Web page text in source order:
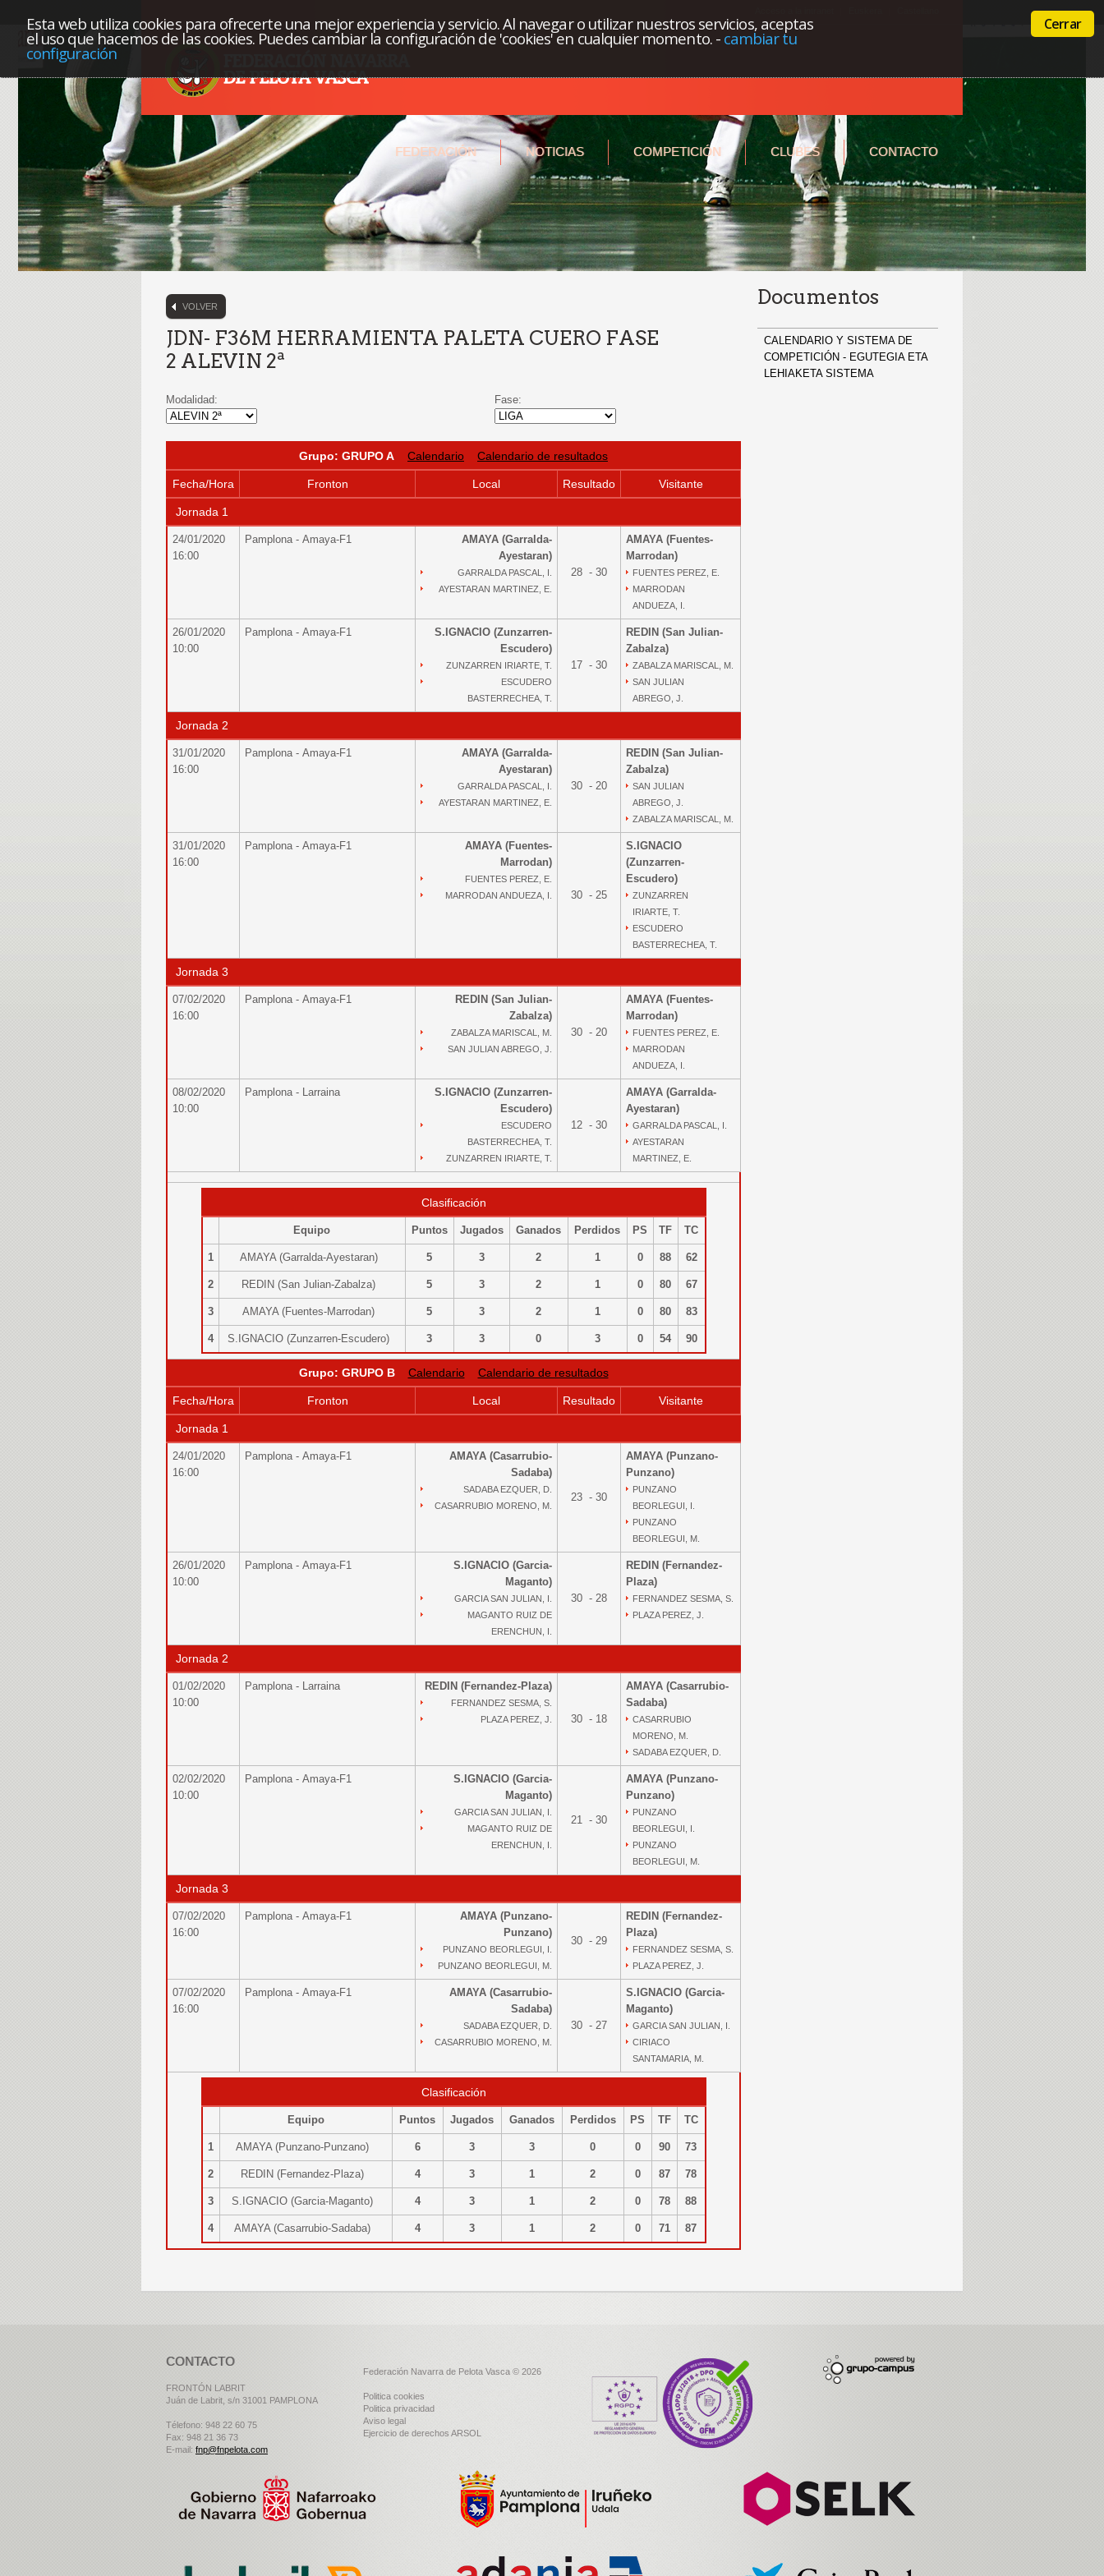
Esta web utiliza cookies para ofrecerte una mejor experiencia y servicio. Al navegar o utilizar nuestros servicios, aceptas
el uso que hacemos de las cookies. Puedes cambiar la configuración de 'cookies' en cualquier momento.- cambiar tu
configuración
Cerrar
FEDERACIÓN NOTICIAS COMPETICIÓN CLUBES CONTACTO
VOLVER
JDN- F36M HERRAMIENTA PALETA CUERO FASE
2 ALEVIN 2ª
Modalidad: Fase:
Grupo: GRUPO A Calendario Calendario de resultados
Fecha/Hora Fronton Local Resultado Visitante
Jornada 1
24/01/2020
16:00
Pamplona - Amaya-F1
AMAYA (Garralda-
Ayestaran)
GARRALDA PASCAL, I.
AYESTARAN MARTINEZ, E.
28 - 30
AMAYA (Fuentes-
Marrodan)
FUENTES PEREZ, E.
MARRODAN
ANDUEZA, I.
26/01/2020
10:00
Pamplona - Amaya-F1
S.IGNACIO (Zunzarren-
Escudero)
ZUNZARREN IRIARTE, T.
ESCUDERO
BASTERRECHEA, T.
17 - 30
REDIN (San Julian-
Zabalza)
ZABALZA MARISCAL, M.
SAN JULIAN
ABREGO, J.
Jornada 2
31/01/2020
16:00
Pamplona - Amaya-F1
AMAYA (Garralda-
Ayestaran)
GARRALDA PASCAL, I.
AYESTARAN MARTINEZ, E.
30 - 20
REDIN (San Julian-
Zabalza)
SAN JULIAN
ABREGO, J.
ZABALZA MARISCAL, M.
31/01/2020
16:00
Pamplona - Amaya-F1
AMAYA (Fuentes-
Marrodan)
FUENTES PEREZ, E.
MARRODAN ANDUEZA, I.
30 - 25
S.IGNACIO
(Zunzarren-
Escudero)
ZUNZARREN
IRIARTE, T.
ESCUDERO
BASTERRECHEA, T.
Jornada 3
07/02/2020
16:00
Pamplona - Amaya-F1
REDIN (San Julian-
Zabalza)
ZABALZA MARISCAL, M.
SAN JULIAN ABREGO, J.
30 - 20
AMAYA (Fuentes-
Marrodan)
FUENTES PEREZ, E.
MARRODAN
ANDUEZA, I.
08/02/2020
10:00
Pamplona - Larraina
S.IGNACIO (Zunzarren-
Escudero)
ESCUDERO
BASTERRECHEA, T.
ZUNZARREN IRIARTE, T.
12 - 30
AMAYA (Garralda-
Ayestaran)
GARRALDA PASCAL, I.
AYESTARAN
MARTINEZ, E.
Clasificación
Equipo Puntos Jugados Ganados Perdidos PS TF TC
1 AMAYA (Garralda-Ayestaran) 5 3 2 1 0 88 62
2 REDIN (San Julian-Zabalza) 5 3 2 1 0 80 67
3 AMAYA (Fuentes-Marrodan) 5 3 2 1 0 80 83
4 S.IGNACIO (Zunzarren-Escudero) 3 3 0 3 0 54 90
Grupo: GRUPO B Calendario Calendario de resultados
Fecha/Hora Fronton Local Resultado Visitante
Jornada 1
24/01/2020
16:00
Pamplona - Amaya-F1
AMAYA (Casarrubio-
Sadaba)
SADABA EZQUER, D.
CASARRUBIO MORENO, M.
23 - 30
AMAYA (Punzano-
Punzano)
PUNZANO
BEORLEGUI, I.
PUNZANO
BEORLEGUI, M.
26/01/2020
10:00
Pamplona - Amaya-F1
S.IGNACIO (Garcia-
Maganto)
GARCIA SAN JULIAN, I.
MAGANTO RUIZ DE
ERENCHUN, I.
30 - 28
REDIN (Fernandez-
Plaza)
FERNANDEZ SESMA, S.
PLAZA PEREZ, J.
Jornada 2
01/02/2020
10:00
Pamplona - Larraina REDIN (Fernandez-Plaza)
FERNANDEZ SESMA, S.
PLAZA PEREZ, J.
30 - 18
AMAYA (Casarrubio-
Sadaba)
CASARRUBIO
MORENO, M.
SADABA EZQUER, D.
02/02/2020
10:00
Pamplona - Amaya-F1
S.IGNACIO (Garcia-
Maganto)
GARCIA SAN JULIAN, I.
MAGANTO RUIZ DE
ERENCHUN, I.
21 - 30
AMAYA (Punzano-
Punzano)
PUNZANO
BEORLEGUI, I.
PUNZANO
BEORLEGUI, M.
Jornada 3
07/02/2020
16:00
Pamplona - Amaya-F1
AMAYA (Punzano-
Punzano)
PUNZANO BEORLEGUI, I.
PUNZANO BEORLEGUI, M.
30 - 29
REDIN (Fernandez-
Plaza)
FERNANDEZ SESMA, S.
PLAZA PEREZ, J.
07/02/2020
16:00
Pamplona - Amaya-F1
AMAYA (Casarrubio-
Sadaba)
SADABA EZQUER, D.
CASARRUBIO MORENO, M.
30 - 27
S.IGNACIO (Garcia-
Maganto)
GARCIA SAN JULIAN, I.
CIRIACO
SANTAMARIA, M.
Clasificación
Equipo Puntos Jugados Ganados Perdidos PS TF TC
1 AMAYA (Punzano-Punzano) 6 3 3 0 0 90 73
2 REDIN (Fernandez-Plaza) 4 3 1 2 0 87 78
3 S.IGNACIO (Garcia-Maganto) 4 3 1 2 0 78 88
4 AMAYA (Casarrubio-Sadaba) 4 3 1 2 0 71 87
Documentos
CALENDARIO Y SISTEMA DE
COMPETICIÓN - EGUTEGIA ETA
LEHIAKETA SISTEMA
CONTACTO
FRONTÓN LABRIT
Juán de Labrit, s/n 31001 PAMPLONA
Télefono: 948 22 60 75
Fax: 948 21 36 73
E-mail: fnp@fnpelota.com
Federación Navarra de Pelota Vasca © 2026
Politica cookies
Politica privacidad
Aviso legal
Ejercicio de derechos ARSOL